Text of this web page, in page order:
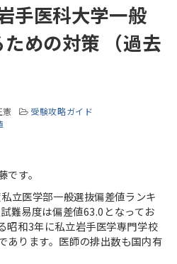
手医科大学一般
めの対策 （過去
憲
受験攻略ガイド
す。
立医学部一般選抜偏差値ランキ
難易度は偏差値63.0となってお
昭和3年に私立岩手医学専門学校
あります。医師の排出数も国内有